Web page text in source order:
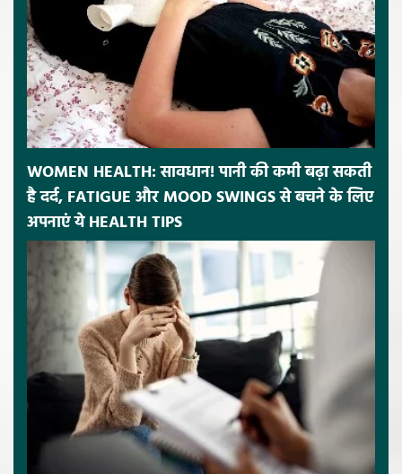
WOMEN HEALTH: सावधान! पानी की कमी बढ़ा सकती
है दर्द, FATIGUE और MOOD SWINGS से बचने के लिए
अपनाएं ये HEALTH TIPS